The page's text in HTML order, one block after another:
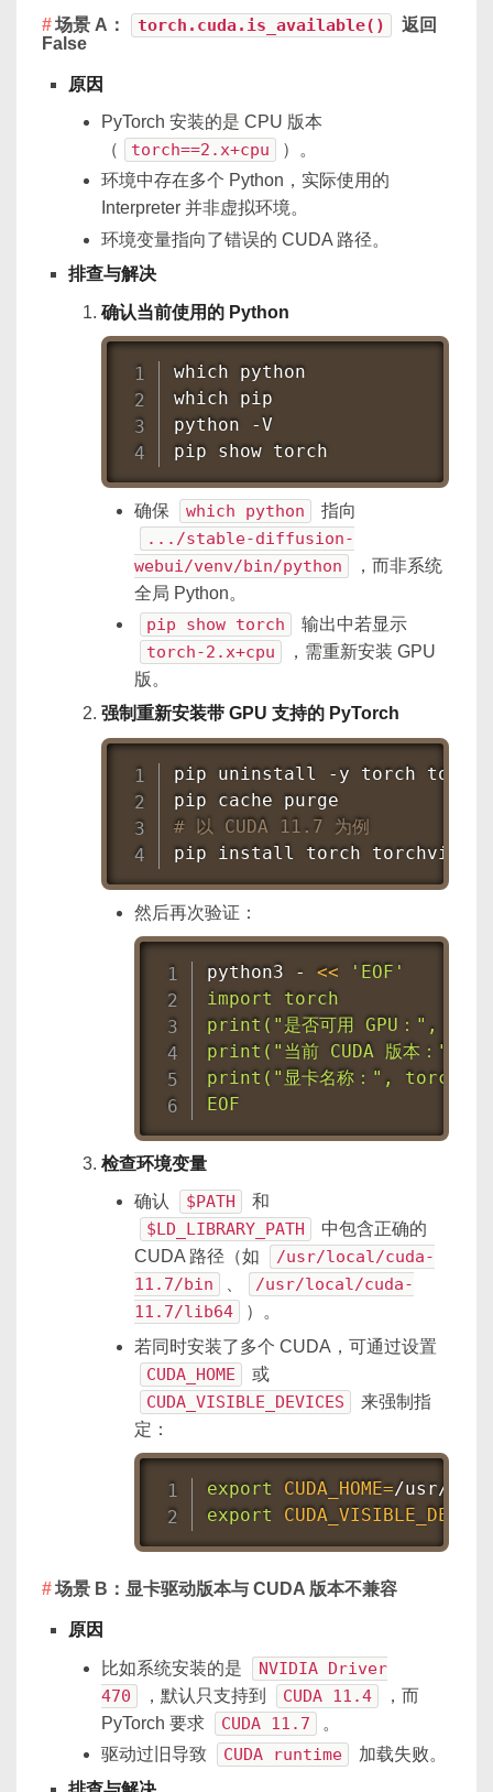
场景 A： torch.cuda.is_available()
返回
False
原因
PyTorch 安装的是 CPU 版本
（
torch==2.x+cpu
）。
环境中存在多个 Python，实际使用的
Interpreter 并非虚拟环境。
环境变量指向了错误的 CUDA 路径。
排查与解决
确认当前使用的 Python
which
which pip
python -V
pip show torch
确保 which python 指向
.../stable-diffusion-
webui/venv/bin/python
，而非系统
全局 Python。
pip show torch 输出中若显示
torch-2.x+cpu
，需重新安装 GPU
版。
强制重新安装带 GPU 支持的 PyTorch
pip uninstall -y torch
# 以 CUDA 11.7 为例
pip
install torch
然后再次验证：
python3 - <<
'EOF'
import torch
print("是否可用 GPU：",
print("当前 CUDA 版本：",
print("显卡名称：",
EOF
检查环境变量
确认 $PATH 和
$LD_LIBRARY_PATH
中包含正确的
CUDA 路径（如
/usr/local/cuda-
11.7/bin
/usr/local/cuda-
11.7/lib64
）。
若同时安装了多个 CUDA，可通过设置
CUDA_HOME 或
CUDA_VISIBLE_DEVICES
来强制指
定：
export CUDA_HOME=
export
场景 B：显卡驱动版本与 CUDA 版本不兼容
原因
比如系统安装的是
NVIDIA Driver
470
，默认只支持到 CUDA 11.4
，而
PyTorch 要求
CUDA 11.7
。
驱动过旧导致
CUDA runtime
加载失败。